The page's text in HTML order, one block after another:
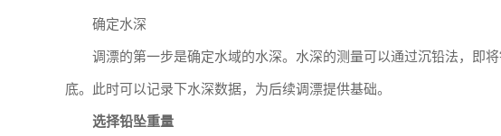
确定水深
调漂的第一步是确定水域的水深。水深的测量可以通过沉铅法，即
底。此时可以记录下水深数据，为后续调漂提供基础。
选择铅坠重量